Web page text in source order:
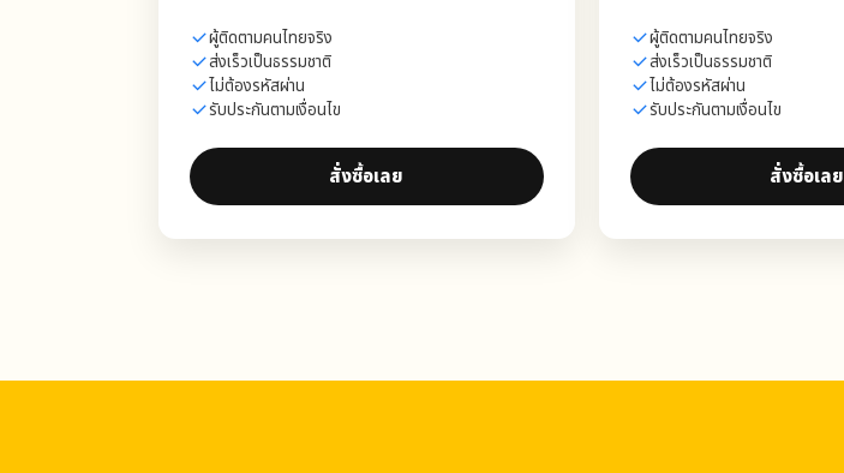
ผู้ติดตามคนไทยจริง
ส่งเร็วเป็นธรรมชาติ
ไม่ต้องรหัสผ่าน
รับประกันตามเงื่อนไข
สั่งซื้อเลย
ผู้ติดตามคนไทยจริง
ส่งเร็วเป็นธรรมชาติ
ไม่ต้องรหัสผ่าน
รับประกันตามเงื่อนไข
สั่งซื้อเลย